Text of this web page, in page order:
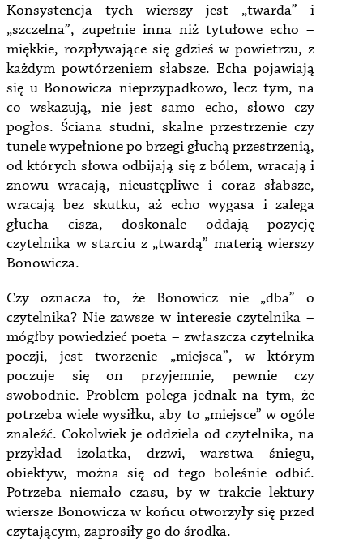
Konsystencja tych wierszy jest „twarda” i
„szczelna”, zupełnie inna niż tytułowe echo –
miękkie, rozpływające się gdzieś w powietrzu, z
każdym powtórzeniem słabsze. Echa pojawiają
się u Bonowicza nieprzypadkowo, lecz tym, na
co wskazują, nie jest samo echo, słowo czy
pogłos. Ściana studni, skalne przestrzenie czy
tunele wypełnione po brzegi głuchą przestrzenią,
od których słowa odbijają się z bólem, wracają i
znowu wracają, nieustępliwe i coraz słabsze,
wracają bez skutku, aż echo wygasa i zalega
głucha cisza, doskonale oddają pozycję
czytelnika w starciu z „twardą” materią wierszy
Bonowicza.
Czy oznacza to, że Bonowicz nie „dba” o
czytelnika? Nie zawsze w interesie czytelnika –
mógłby powiedzieć poeta – zwłaszcza czytelnika
poezji, jest tworzenie „miejsca”, w którym
poczuje się on przyjemnie, pewnie czy
swobodnie. Problem polega jednak na tym, że
potrzeba wiele wysiłku, aby to „miejsce” w ogóle
znaleźć. Cokolwiek je oddziela od czytelnika, na
przykład izolatka, drzwi, warstwa śniegu,
obiektyw, można się od tego boleśnie odbić.
Potrzeba niemało czasu, by w trakcie lektury
wiersze Bonowicza w końcu otworzyły się przed
czytającym, zaprosiły go do środka.